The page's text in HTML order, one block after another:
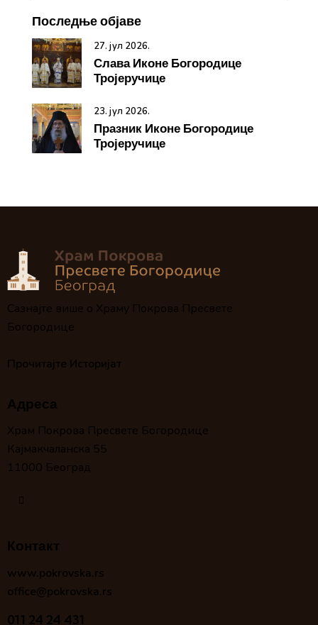
Последње објаве
27. јул 2026.
Слава Иконе Богородице
Тројеручице
23. јул 2026.
Празник Иконе Богородице
Тројеручице
Сазнајте више о Храму Покрова Пресвете
Богородице
Прочитајте Историјат
Адреса
Храм Покрова Пресвете Богородице
Кајмакчаланска 55
11000 Београд
Контакт
www.pokrovska.rs
office@pokrovska.rs
011 24 24 431